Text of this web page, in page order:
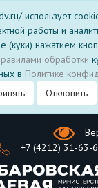
использует
работы и
(куки) нажатием
обработки
в Политике
Отклонить
+7 (4212) 31-63-